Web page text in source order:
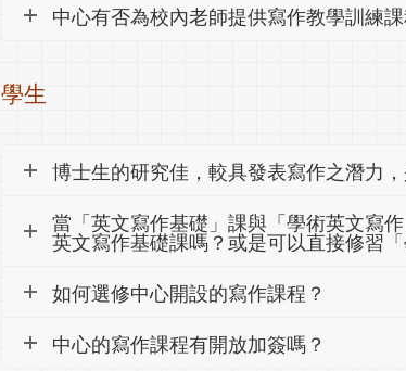
中心有否為校內老師提供寫作教學訓練課
學生
博士生的研究佳，較具發表寫作之潛力
當「英文寫作基礎」課與「學術英文寫
英文寫作基礎課嗎？或是可以直接修習
如何選修中心開設的寫作課程？
中心的寫作課程有開放加簽嗎？